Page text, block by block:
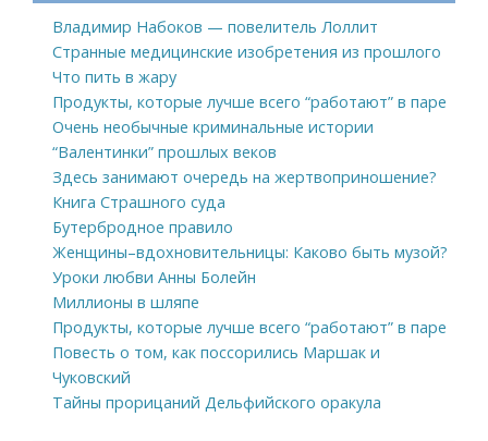
Владимир Набоков — повелитель Лоллит
Странные медицинские изобретения из прошлого
Что пить в жару
Продукты, которые лучше всего “работают” в паре
Очень необычные криминальные истории
“Валентинки” прошлых веков
Здесь занимают очередь на жертвоприношение?
Книга Страшного суда
Бутербродное правило
Женщины–вдохновительницы: Каково быть музой?
Уроки любви Анны Болейн
Миллионы в шляпе
Продукты, которые лучше всего “работают” в паре
Повесть о том, как поссорились Маршак и
Чуковский
Тайны прорицаний Дельфийского оракула